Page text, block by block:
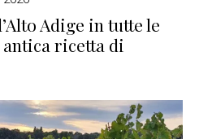
Adige in tutte le
ricetta di